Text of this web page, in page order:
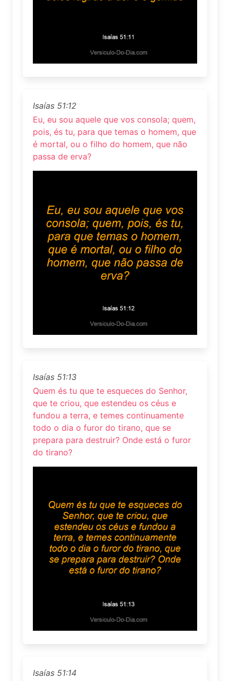
Isaías 51:12
Eu, eu sou aquele que vos consola; quem,
pois, és tu, para que temas o homem, que
é mortal, ou o filho do homem, que não
passa de erva?
Isaías 51:13
Quem és tu que te esqueces do Senhor,
que te criou, que estendeu os céus e
fundou a terra, e temes continuamente
todo o dia o furor do tirano, que se
prepara para destruir? Onde está o furor
do tirano?
Isaías 51:14